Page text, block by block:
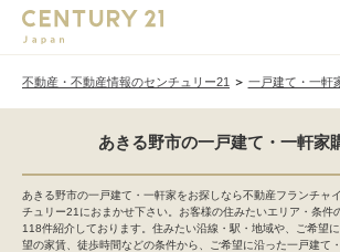
不動産・不動産情報のセンチュリー21 一戸建て・一軒
あきる野市の一戸建て・一軒家
あきる野市の一戸建て・一軒家をお探しなら不動産フランチャ
チュリー21におまかせ下さい。お客様の住みたいエリア・条件
118件紹介しております。住みたい沿線・駅・地域や、ご希望
望の家賃、徒歩時間などの条件から、ご希望に沿った一戸建て